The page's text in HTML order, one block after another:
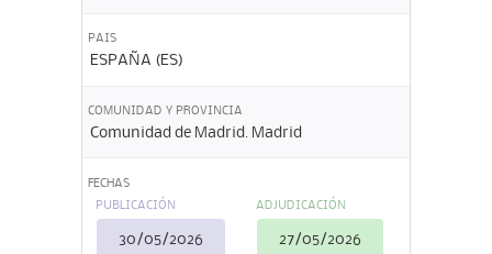
PAIS
ESPAÑA (ES)
COMUNIDAD Y PROVINCIA
Comunidad de Madrid. Madrid
FECHAS
PUBLICACIÓN
30/05/2026
ADJUDICACIÓN
27/05/2026